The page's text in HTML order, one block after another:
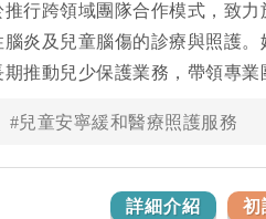
行跨領域團隊合作模式，致力
腦炎及兒童腦傷的診療與照護
推動兒少保護業務，帶領專
，持續努力，為兒童與家庭提供
#兒童安寧緩和醫療照護服務
詳細介紹 初